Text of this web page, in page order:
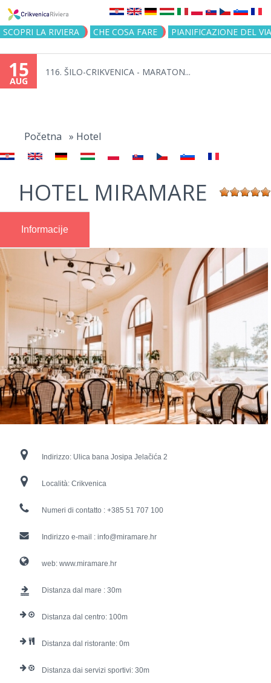
Jump to navigation
SCOPRI LA RIVIERA CHE COSA FARE PIANIFICAZIONE DEL
15
AUG
116. ŠILO-CRIKVENICA - MARATON...
here
Početna » Hotel
HOTEL MIRAMARE
Informacije
Indirizzo: Ulica bana Josipa Jelačića 2
Località: Crikvenica
Numeri di contatto : +385 51 707 100
Indirizzo e-mail : info@miramare.hr
web: www.miramare.hr
Distanza dal mare : 30
Distanza dal centro: 100
Distanza dal ristorante: 0
Distanza dai servizi sportivi: 30